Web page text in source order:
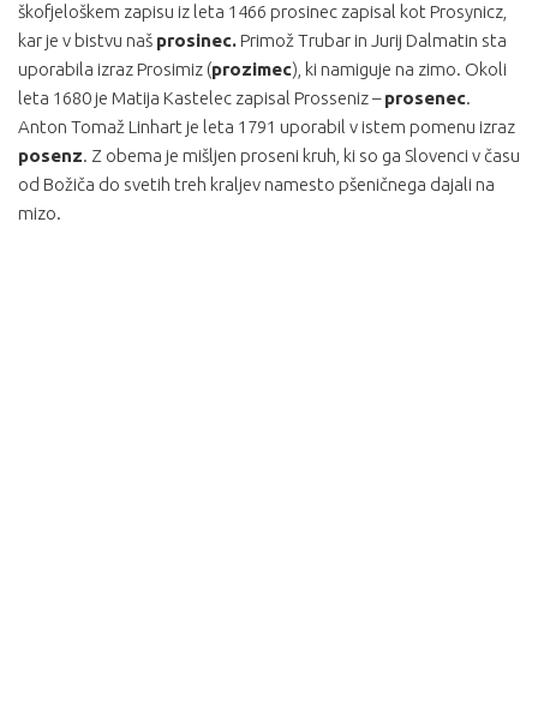
škofjeloškem zapisu iz leta 1466 prosinec zapisal kot Prosynicz,
kar je v bistvu naš prosinec. Primož Trubar in Jurij Dalmatin sta
uporabila izraz Prosimiz (prozimec), ki namiguje na zimo. Okoli
leta 1680 je Matija Kastelec zapisal Prosseniz –prosenec.
Anton Tomaž Linhart je leta 1791 uporabil v istem pomenu izraz
posenz. Z obema je mišljen proseni kruh, ki so ga Slovenci v času
od Božiča do svetih treh kraljev namesto pšeničnega dajali na
mizo.